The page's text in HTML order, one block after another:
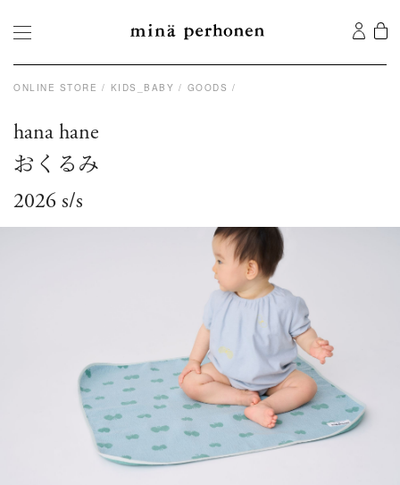
ONLINE STORE KIDS_BABY GOODS
hana hane
おくるみ
2026 s/s